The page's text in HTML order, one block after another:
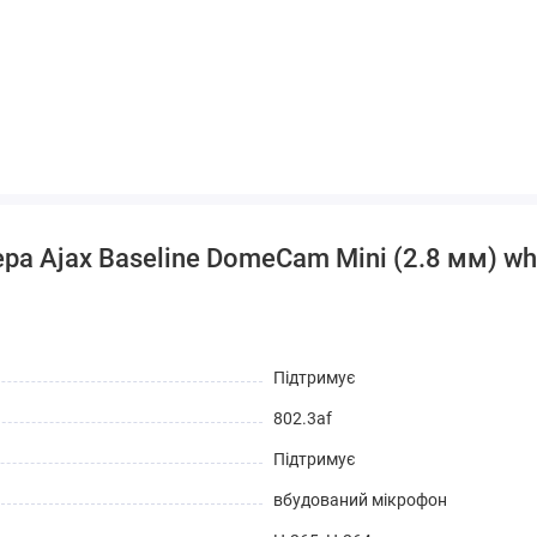
Ajax Baseline DomeCam Mini (2.8 мм)
Підтримує
802.3af
Підтримує
вбудований мікрофон